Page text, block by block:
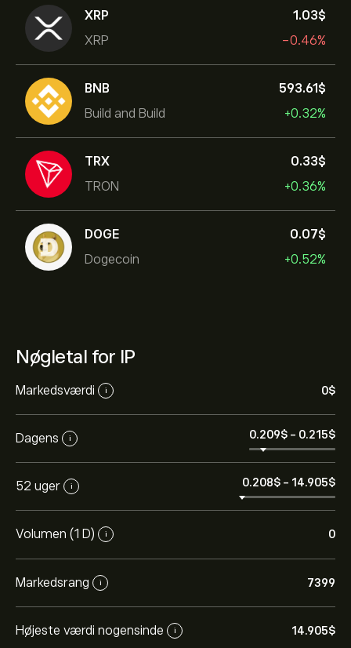
XRP
XRP
1.03‎$‎
-0.46%
BNB
Build and Build
593.61‎$‎
+0.32%
TRX
TRON
0.33‎$‎
+0.36%
DOGE
Dogecoin
0.07‎$‎
+0.52%
Nøgletal for IP
Markedsværdi i 0‎$‎
Dagens i 0.209‎$‎ - 0.215‎$‎
52 uger i 0.208‎$‎ - 14.905‎$‎
Volumen (1 D) i 0
Markedsrang i 7399
Højeste værdi nogensinde i 14.905‎$‎